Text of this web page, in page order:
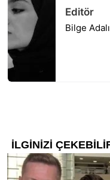
Editör
Bilge Adalı